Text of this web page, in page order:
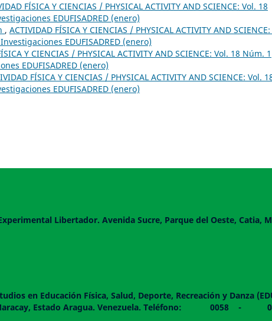
FÍSICA Y CIENCIAS / PHYSICAL ACTIVITY AND SCIENCE: Vol. 18
EDUFISADRED (enero)
, ACTIVIDAD FÍSICA Y CIENCIAS / PHYSICAL ACTIVITY AND
EDUFISADRED (enero)
Y CIENCIAS / PHYSICAL ACTIVITY AND SCIENCE: Vol. 18 Núm. 1
EDUFISADRED (enero)
FÍSICA Y CIENCIAS / PHYSICAL ACTIVITY AND SCIENCE: Vol.
EDUFISADRED (enero)
Libertador. Avenida Sucre, Parque del Oeste, Catia,
en Educación Física, Salud, Deporte, Recreación y Danza
Maracay, Estado Aragua. Venezuela. Teléfono: